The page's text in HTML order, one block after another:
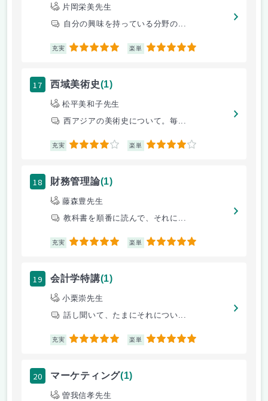
片岡栄美先生
自分の興味を持っている分野の...
充実 5 楽単 5
17 西域美術史(1)
松平美和子先生
西アジアの美術史について。毎...
充実 4 楽単 4
18 財務管理論(1)
藤森豊先生
教科書を順番に読んで、それに...
充実 5 楽単 5
19 会計学特講(1)
小栗崇先生
話し聞いて、たまにそれについ...
充実 5 楽単 5
20 マーケティング(1)
曽我信孝先生